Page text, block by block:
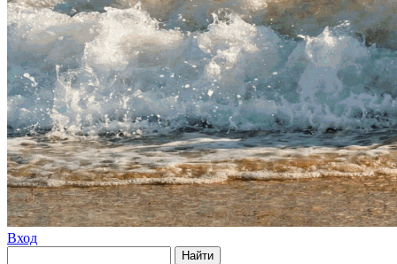
Вход
Найти